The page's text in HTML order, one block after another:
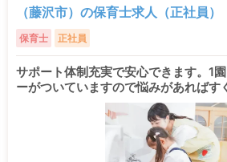
（藤沢市）の保育士求人（正社員）
保育士 正社員
サポート体制充実で安心できます。1
ーがついていますので悩みがあればす